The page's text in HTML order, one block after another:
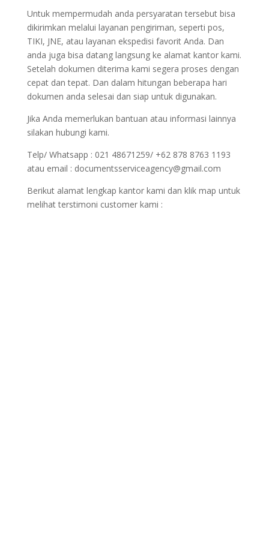
Untuk mempermudah anda persyaratan tersebut bisa
dikirimkan melalui layanan pengiriman, seperti pos,
TIKI, JNE, atau layanan ekspedisi favorit Anda. Dan
anda juga bisa datang langsung ke alamat kantor kami.
Setelah dokumen diterima kami segera proses dengan
cepat dan tepat. Dan dalam hitungan beberapa hari
dokumen anda selesai dan siap untuk digunakan.
Jika Anda memerlukan bantuan atau informasi lainnya
silakan hubungi kami.
Telp/ Whatsapp : 021 48671259/ +62 878 8763 1193
atau email : documentsserviceagency@gmail.com
Berikut alamat lengkap kantor kami dan klik map untuk
melihat terstimoni customer kami :